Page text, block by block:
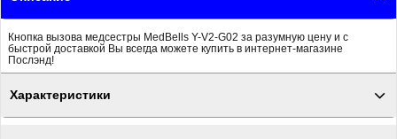
Кнопка вызова медсестры MedBells Y-V2-G02 за разумную цену и с
быстрой доставкой Вы всегда можете купить в интернет-магазине
Послэнд!
Характеристики